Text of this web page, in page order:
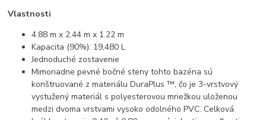
Vlastnosti
4.88 m x 2.44 m x 1.22 m
Kapacita (90%): 19,480 L
Jednoduché zostavenie
Mimoriadne pevné bočné steny tohto bazéna sú
konštruované z materiálu DuraPlus ™, čo je 3-vrstvový
vystužený materiál s polyesterovou mriežkou uloženou
medzi dvoma vrstvami vysoko odolného PVC. Celková